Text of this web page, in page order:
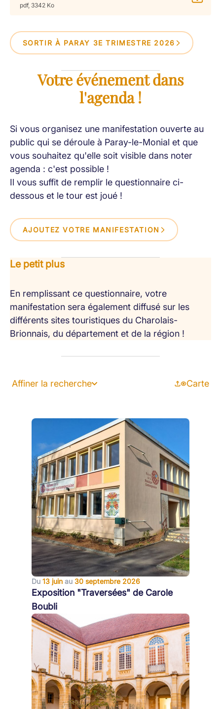
pdf, 3342 Ko
SORTIR À PARAY 3E TRIMESTRE 2026
Votre événement dans
l'agenda !
Si vous organisez une manifestation ouverte au
public qui se déroule à Paray-le-Monial et que
vous souhaitez qu'elle soit visible dans noter
agenda : c'est possible !
Il vous suffit de remplir le questionnaire ci-
dessous et le tour est joué !
AJOUTEZ VOTRE MANIFESTATION
Le petit plus
En remplissant ce questionnaire, votre
manifestation sera également diffusé sur les
différents sites touristiques du Charolais-
Brionnais, du département et de la région !
Affiner la recherche Carte
Du 13 juin au 30 septembre 2026
Exposition "Traversées" de Carole
Boubli